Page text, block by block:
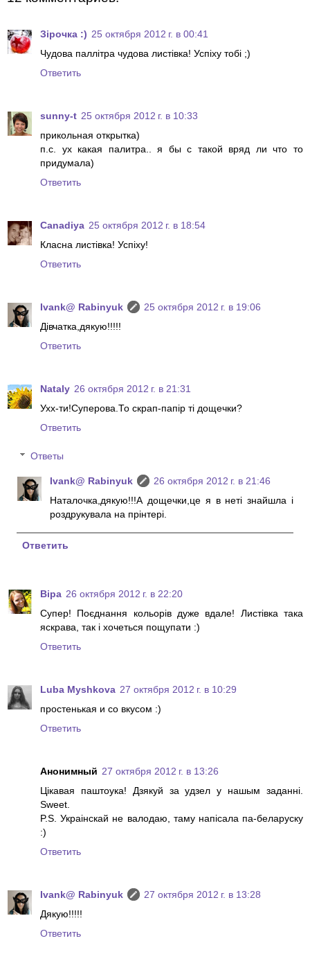
Зірочка :) 25 октября 2012 г. в 00:41
Чудова паллітра чудова листівка! Успіху тобі ;)
Ответить
sunny-t 25 октября 2012 г. в 10:33
прикольная открытка)
п.с. ух какая палитра.. я бы с такой вряд ли что то
придумала)
Ответить
Canadiya 25 октября 2012 г. в 18:54
Класна листівка! Успіху!
Ответить
Ivank@ Rabinyuk
25 октября 2012 г. в 19:06
Дівчатка,дякую!!!!!
Ответить
Nataly 26 октября 2012 г. в 21:31
Ухх-ти!Суперова.То скрап-папір ті дощечки?
Ответить
Ответы
Ivank@ Rabinyuk
26 октября 2012 г. в 21:46
Наталочка,дякую!!!А дощечки,це я в неті знайшла і
роздрукувала на прінтері.
Ответить
Віра 26 октября 2012 г. в 22:20
Супер! Поєднання кольорів дуже вдале! Листівка така
яскрава, так і хочеться пощупати :)
Ответить
Luba Myshkova 27 октября 2012 г. в 10:29
простенькая и со вкусом :)
Ответить
Анонимный 27 октября 2012 г. в 13:26
Цiкавая паштоука! Дзякуй за удзел у нашым заданнi.
Sweet.
P.S. Украiнскай не валодаю, таму напiсала па-беларуску
:)
Ответить
Ivank@ Rabinyuk
27 октября 2012 г. в 13:28
Дякую!!!!!
Ответить